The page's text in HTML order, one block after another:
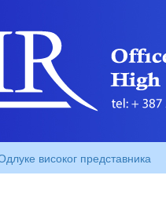
високог представника